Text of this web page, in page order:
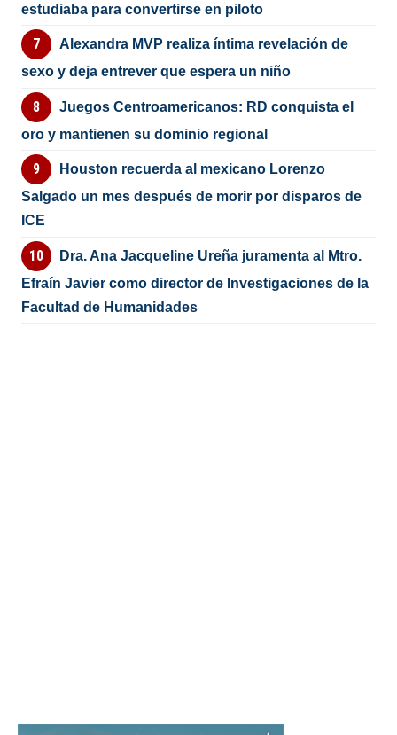
estudiaba para convertirse en piloto
Alexandra MVP realiza íntima revelación de
sexo y deja entrever que espera un niño
Juegos Centroamericanos: RD conquista el
oro y mantienen su dominio regional
Houston recuerda al mexicano Lorenzo
Salgado un mes después de morir por disparos de
ICE
Dra. Ana Jacqueline Ureña juramenta al Mtro.
Efraín Javier como director de Investigaciones de la
Facultad de Humanidades